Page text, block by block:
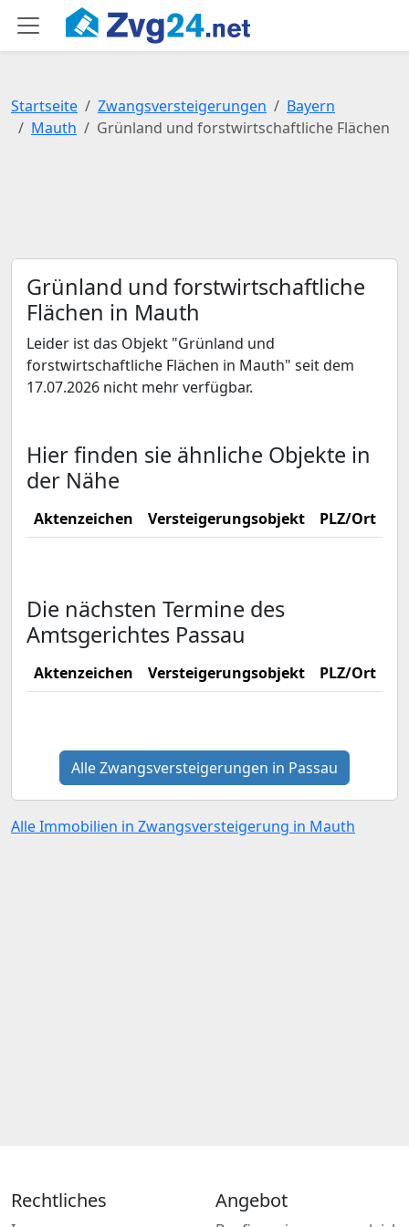
Startseite Zwangsversteigerungen
Bayern
Mauth
Grünland und forstwirtschaftliche Flächen
Grünland und forstwirtschaftliche
Flächen in Mauth
Leider ist das Objekt "Grünland und
forstwirtschaftliche Flächen in Mauth" seit dem
17.07.2026 nicht mehr verfügbar.
Hier finden sie ähnliche Objekte in
der Nähe
Aktenzeichen Versteigerungsobjekt PLZ/Ort
Die nächsten Termine des
Amtsgerichtes Passau
Aktenzeichen Versteigerungsobjekt PLZ/Ort
Alle Zwangsversteigerungen in Passau
Alle Immobilien in Zwangsversteigerung in Mauth
Rechtliches Angebot